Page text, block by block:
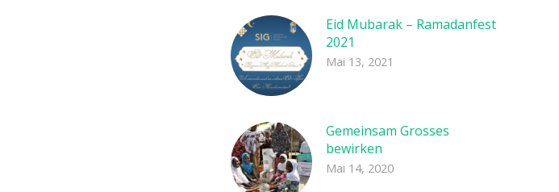
Eid Mubarak – Ramadanfest
2021
Mai 13, 2021
Gemeinsam Grosses
bewirken
Mai 14, 2020